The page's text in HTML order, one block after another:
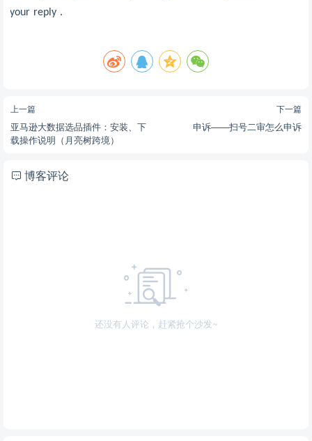
your reply .
上一篇
亚马逊大数据选品插件：安装、下
载操作说明（月亮树跨境）
下一篇
申诉——扫号二审怎么申诉
博客评论
还没有人评论，赶紧抢个沙发~